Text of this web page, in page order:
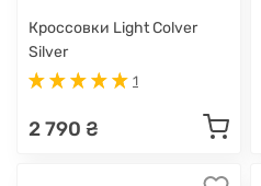
Кроссовки Light Colver
Silver
1
2 790 ₴